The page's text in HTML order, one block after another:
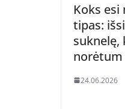
Koks
tipas:
suknelę,
24.06.2026